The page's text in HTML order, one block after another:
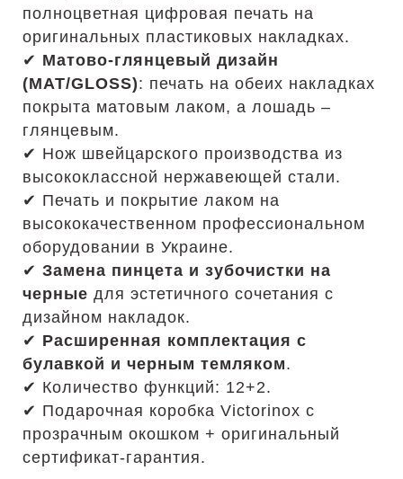
полноцветная цифровая печать на
оригинальных пластиковых накладках.
✔ Матово-глянцевый дизайн
(MAT/GLOSS): печать на обеих накладках
покрыта матовым лаком, а лошадь –
глянцевым.
✔ Нож швейцарского производства из
высококлассной нержавеющей стали.
✔ Печать и покрытие лаком на
высококачественном профессиональном
оборудовании в Украине.
✔ Замена пинцета и зубочистки на
черные для эстетичного сочетания с
дизайном накладок.
✔ Расширенная комплектация с
булавкой и черным темляком.
✔ Количество функций: 12+2.
✔ Подарочная коробка Victorinox с
прозрачным окошком + оригинальный
сертификат-гарантия.